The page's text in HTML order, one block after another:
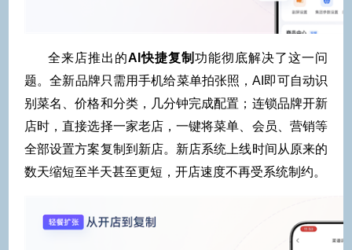
全来店推出的AI快捷复制 功能彻底解决了这一问
题。全新品牌只需用手机给菜单拍张照，AI即可自动识
别菜名、价格和分类，几分钟完成配置；连锁品牌开新
店时，直接选择一家老店，一键将菜单、会员、营销等
全部设置方案复制到新店。新店系统上线时间从原来的
数天缩短至半天甚至更短，开店速度不再受系统制约。